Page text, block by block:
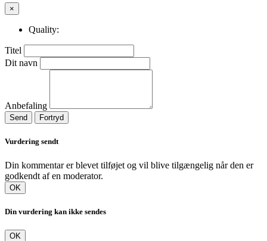
×
Quality:
Titel
Dit navn
Anbefaling
Send Fortryd
Vurdering sendt
Din kommentar er blevet tilføjet og vil blive tilgængelig når den er
godkendt af en moderator.
OK
Din vurdering kan ikke sendes
OK